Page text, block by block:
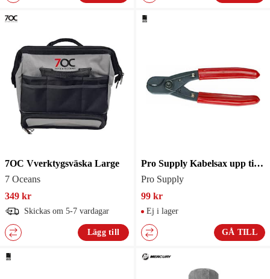
7OC Vverktygsväska Large
7 Oceans
349 kr
Skickas om 5-7 vardagar
Lägg till
Pro Supply Kabelsax upp till 16mm2
Pro Supply
99 kr
Ej i lager
GÅ TILL